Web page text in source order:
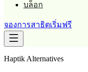
บล็อก
จองการสาธิตเริ่มฟรี
Haptik Alternatives